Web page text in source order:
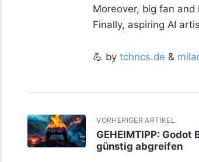
Moreover, big fan
Finally, aspiring AI
💪 by tchncs.de &
VORHERIGER ARTIKEL
GEHEIMTIPP: Godot
günstig abgreifen